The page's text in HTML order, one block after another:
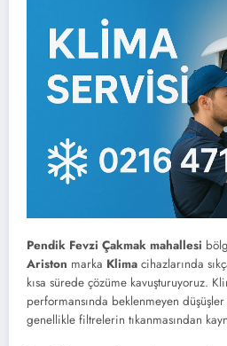
Pendik Fevzi Çakmak mahallesi
Ariston marka Klima cihazlarında
kısa sürede çözüme kavuşturuyoruz.
performansında beklenmeyen
genellikle filtrelerin tıkanmasından